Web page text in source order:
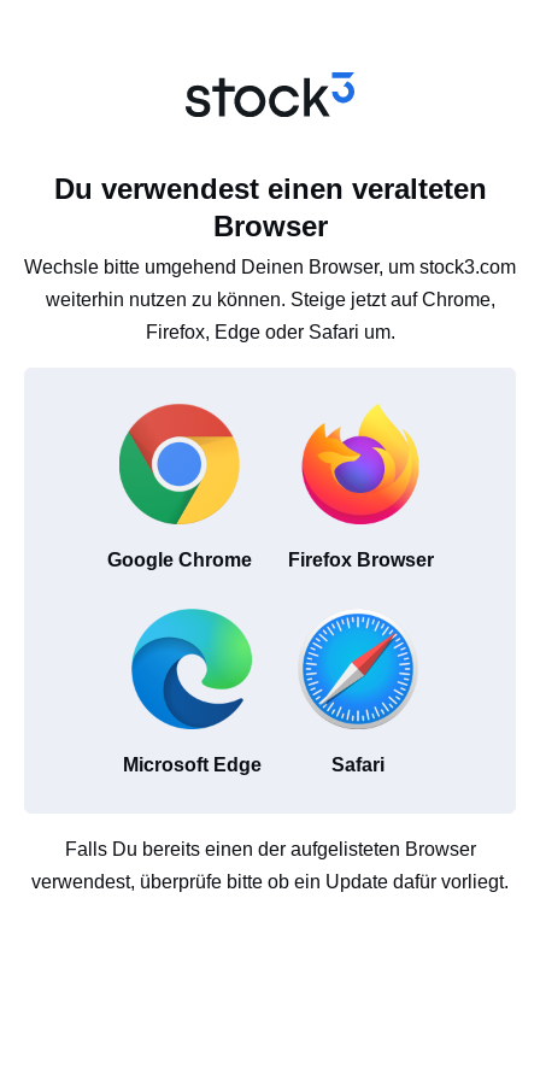
Du verwendest einen veralteten
Browser
Wechsle bitte umgehend Deinen Browser, um stock3.com
weiterhin nutzen zu können. Steige jetzt auf Chrome,
Firefox, Edge oder Safari um.
Google Chrome Firefox Browser
Microsoft Edge Safari
Falls Du bereits einen der aufgelisteten Browser
verwendest, überprüfe bitte ob ein Update dafür vorliegt.